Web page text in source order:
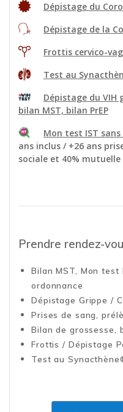
Dépistage du
Dépistage de la
Frottis cervico-
Test au
Dépistage du
bilan MST, bilan PrEP
Mon test IST
ans inclus / +26 ans
sociale et 40% mutuelle
Prendre rendez-
Bilan MST, Mon
ordonnance
Dépistage Grippe /
Prises de sang,
Bilan de grossesse,
Frottis / Dépistage
Test au